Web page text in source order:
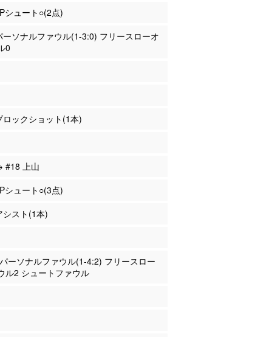
シュート○(2点)
ーソナルファウル(1-3:0) フリースローオ
0
ックショット(1本)
#18 上山
シュート○(3点)
スト(1本)
ーソナルファウル(1-4:2) フリースロー
ル2 シュートファウル